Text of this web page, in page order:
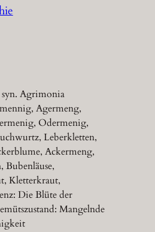
Agrimonia
Agermeng,
Odermenig,
Leberkletten,
Ackermeng,
Bubenläuse,
Kletterkraut,
Die Blüte der
Mangelnde